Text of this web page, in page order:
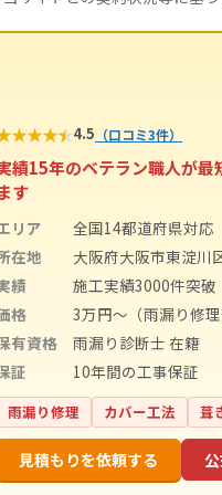
★★★★4.5 （口コミ3件）
績15年のベテラン職人が
す
リア
全国14都道府県対応
在地
大阪府大阪市東淀川
績
施工実績3000件突破
格
3万円〜（雨漏り修理
有資格
雨漏り診断士 在籍
証
10年間の工事保証
雨漏り修理 カバー工法 葺
見積もりを依頼する